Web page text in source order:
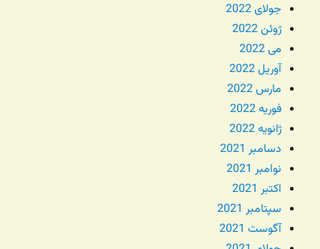
جولای 2022
ژوئن 2022
می 2022
آوریل 2022
مارس 2022
فوریه 2022
ژانویه 2022
دسامبر 2021
نوامبر 2021
اکتبر 2021
سپتامبر 2021
آگوست 2021